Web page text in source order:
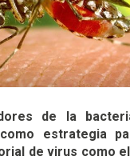
de la
estrategia
de virus como